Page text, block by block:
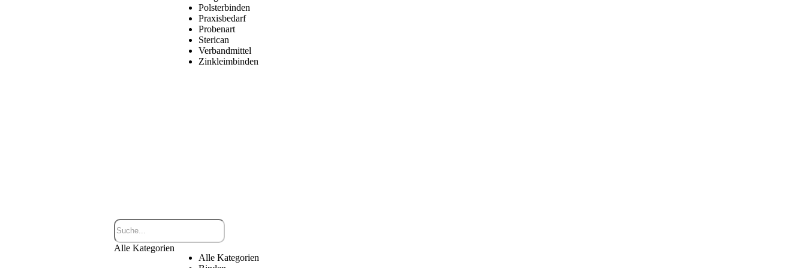
Polsterbinden
Praxisbedarf
Probenart
Sterican
Verbandmittel
Zinkleimbinden
Alle Kategorien
Alle Kategorien